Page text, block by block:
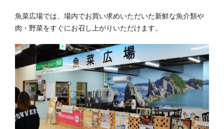
魚菜広場では、場内でお買い求めいただいた新鮮な魚介類や
肉・野菜をすぐにお召し上がりいただけます。